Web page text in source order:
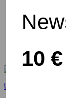
Uppababy
10